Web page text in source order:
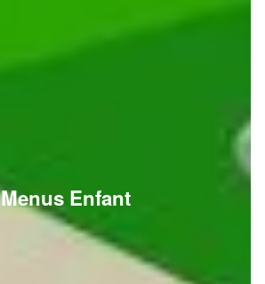
Menus Enfant